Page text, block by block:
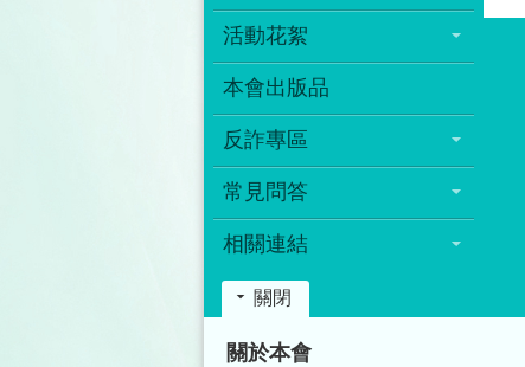
活動花絮
本會出版品
反詐專區
常見問答
相關連結
關閉
關於本會